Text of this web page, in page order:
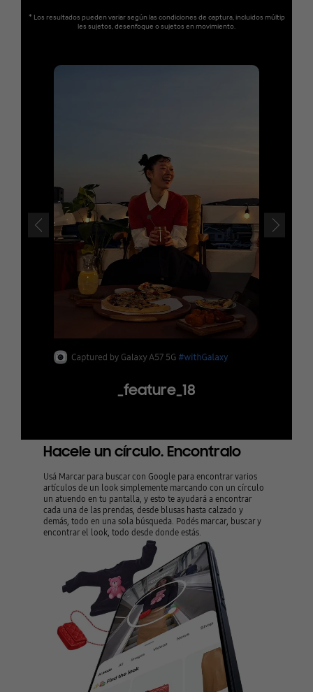
* Los resultados pueden variar según las condiciones de captura, incluidos múltip
les sujetos, desenfoque o sujetos en movimiento.
_feature_18
Hacele un círculo. Encontralo
Usá Marcar para buscar con Google para encontrar varios
artículos de un look simplemente marcando con un círculo
un atuendo en tu pantalla, y esto te ayudará a encontrar
cada una de las prendas, desde blusas hasta calzado y
demás, todo en una sola búsqueda. Podés marcar, buscar y
encontrar el look, todo desde donde estás.